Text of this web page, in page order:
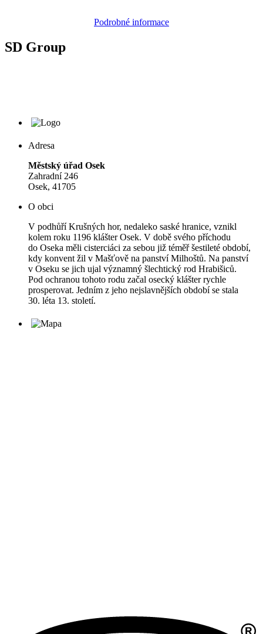
Podrobné informace
SD Group
Adresa
Městský úřad Osek
Zahradní 246
Osek, 41705
O obci
V podhůří Krušných hor, nedaleko saské hranice, vznikl
kolem roku 1196 klášter Osek. V době svého příchodu
do Oseka měli cisterciáci za sebou již téměř šestileté období,
kdy konvent žil v Mašťově na panství Milhoštů. Na panství
v Oseku se jich ujal významný šlechtický rod Hrabišiců.
Pod ochranou tohoto rodu začal osecký klášter rychle
prosperovat. Jedním z jeho nejslavnějších období se stala
30. léta 13. století.